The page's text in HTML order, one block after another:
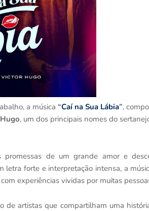
a música “Caí na Sua Lábia”,
, um dos principais nomes do
de um grande amor e
letra forte e interpretação intensa, a
experiências vividas por muitas
de artistas que compartilham uma